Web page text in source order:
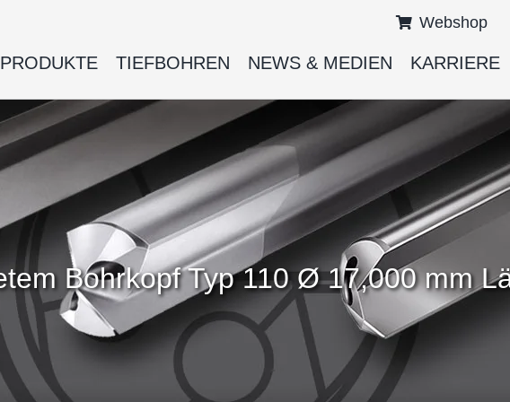
Webshop
PRODUKTE TIEFBOHREN NEWS & MEDIEN KARRIERE
Bohrkopf Typ 110 Ø 17,000 mm